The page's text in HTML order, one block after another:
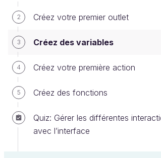
2 Créez votre premier outlet
3 Créez des variables
4 Créez votre première action
5 Créez des fonctions
Quiz: Gérer les différentes
avec l’interface